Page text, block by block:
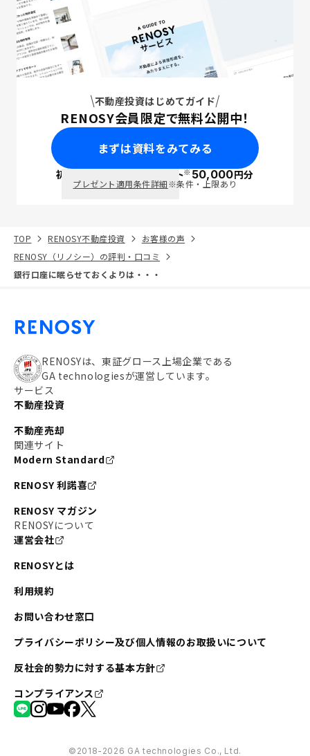
不動産投資はじめてガイド
RENOSY会員限定で無料公開中！
まずは資料をみてみる
初回面談で ポイント※50,000円分
プレゼント適用条件詳細※条件・上限あり
TOP RENOSY不動産投資
お客様の声
RENOSY（リノシー）の評判・口コミ
銀行口座に眠らせておくよりは・・・
RENOSYは、東証グロース上場企業である
GA technologiesが運営しています。
サービス
不動産投資
不動産売却
関連サイト
Modern Standard
RENOSY 利諾喜
RENOSY マガジン
RENOSYについて
運営会社
RENOSYとは
利用規約
お問い合わせ窓口
プライバシーポリシー及び個人情報のお取扱いについて
反社会的勢力に対する基本方針
コンプライアンス
©︎2018-2026 GA technologies Co., Ltd.